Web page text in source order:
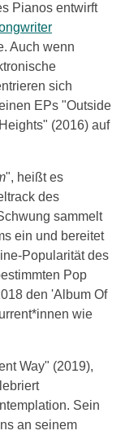
Pianos entwirft
Auch wenn
sich
EPs "Outside
(2016) auf
", heißt es
des
sammelt
ein und bereitet
Popularität des
Pop
den 'Album Of
wie
Way" (2019),
Sein
an seinem